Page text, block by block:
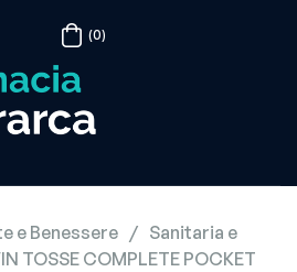
(0)
e Benessere / Sanitaria e
TOSSE COMPLETE POCKET